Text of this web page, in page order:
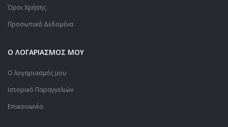
Όροι Χρήσης
Προσωπικά Δεδομένα
Ο ΛΟΓΑΡΙΑΣΜΟΣ ΜΟΥ
Ο λογαριασμός μου
Ιστορικό Παραγγελιών
Επικοινωνία